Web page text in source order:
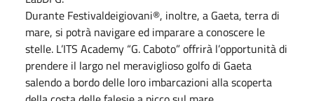
Durante Festivaldeigiovani®, inoltre, a Gaeta, terra di
mare, si potrà navigare ed imparare a conoscere le
stelle. L’ITS Academy “G. Caboto” offrirà l’opportunità di
prendere il largo nel meraviglioso golfo di Gaeta
salendo a bordo delle loro imbarcazioni alla scoperta